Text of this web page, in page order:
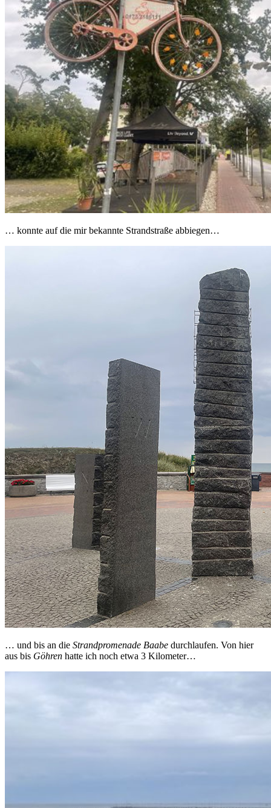
… konnte auf die mir bekannte Strandstraße abbiegen…
… und bis an die Strandpromenade Baabe durchlaufen. Von hier
aus bis Göhren hatte ich noch etwa 3 Kilometer…